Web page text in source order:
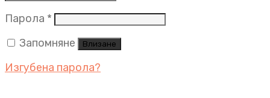
Парола * Задължително
Запомняне
Влизане
Изгубена парола?